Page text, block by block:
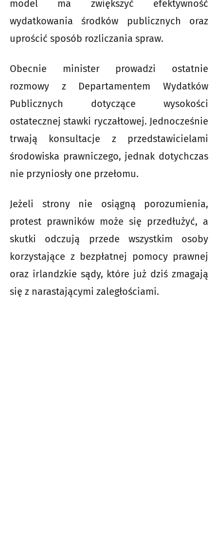
model ma zwiększyć efektywność
wydatkowania środków publicznych oraz
uprościć sposób rozliczania spraw.
Obecnie minister prowadzi ostatnie
rozmowy z Departamentem Wydatków
Publicznych dotyczące wysokości
ostatecznej stawki ryczałtowej. Jednocześnie
trwają konsultacje z przedstawicielami
środowiska prawniczego, jednak dotychczas
nie przyniosły one przełomu.
Jeżeli strony nie osiągną porozumienia,
protest prawników może się przedłużyć, a
skutki odczują przede wszystkim osoby
korzystające z bezpłatnej pomocy prawnej
oraz irlandzkie sądy, które już dziś zmagają
się z narastającymi zaległościami.